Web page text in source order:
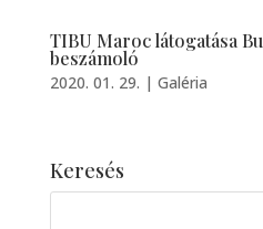
TIBU Maroc látogatása
beszámoló
2020. 01. 29. | Galéria
Keresés